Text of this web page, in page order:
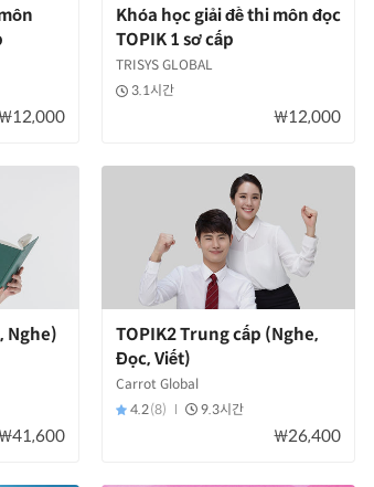
Khóa học giải đề thi môn đọc
TOPIK 1 sơ cấp
TRISYS GLOBAL
3.1시간
₩12,000
Nghe)
TOPIK2 Trung cấp (Nghe,
Đọc, Viết)
Carrot Global
4.2(8) 9.3시간
₩26,400